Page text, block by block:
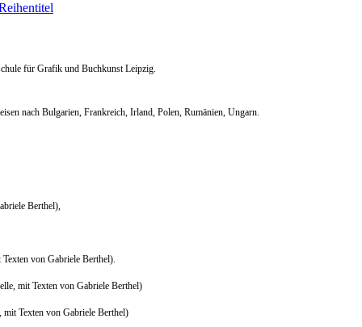
für Grafik und Buchkunst Leipzig.
nach Bulgarien, Frankreich, Irland, Polen, Rumänien, Ungarn.
Berthel),
von Gabriele Berthel).
mit Texten von Gabriele Berthel)
mit Texten von Gabriele Berthel)